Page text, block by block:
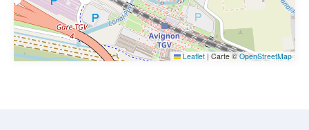
Leaflet | Carte © OpenStreetMap